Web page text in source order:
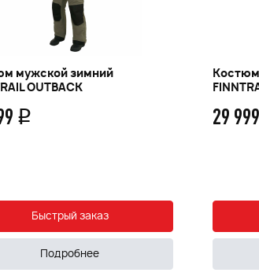
мужской зимний
OUTBACK
q
Быстрый заказ
Подробнее
29 999